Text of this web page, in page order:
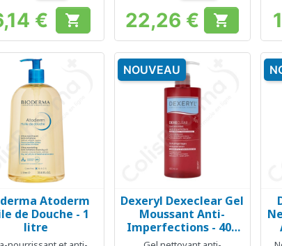
Prix
€  Prix
22,26 € 
Aperçu rapide
Atoderm
de Douche - 1
litre
Aperçu rapide
Dexeryl Dexeclear Gel
Moussant Anti-
Imperfections - 400
ml
NOUVEAU